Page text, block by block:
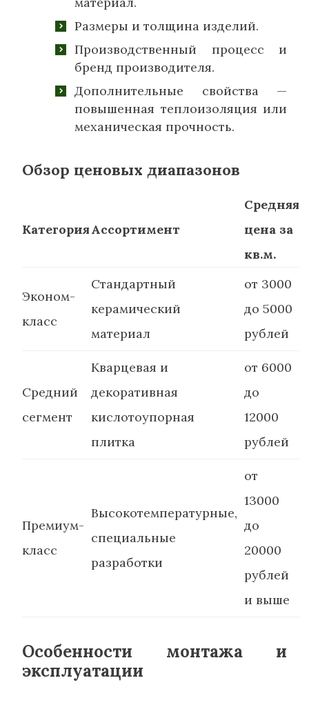
Размеры и толщина изделий.
Производственный процесс и
бренд производителя.
Дополнительные свойства —
повышенная теплоизоляция или
механическая прочность.
Обзор ценовых диапазонов
КатегорияАссортимент
Средняя
цена за
кв.м.
Эконом-
класс
Стандартный
керамический
материал
от 3000
до 5000
рублей
Средний
сегмент
Кварцевая и
декоративная
кислотоупорная
плитка
от 6000
до
12000
рублей
Премиум-
класс
Высокотемпературные,
специальные
разработки
от
13000
до
20000
рублей
и выше
Особенности монтажа и
эксплуатации